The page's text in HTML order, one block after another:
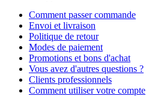
Comment passer commande
Envoi et livraison
Politique de retour
Modes de paiement
Promotions et bons d'achat
Vous avez d'autres questions ?
Clients professionnels
Comment utiliser votre compte